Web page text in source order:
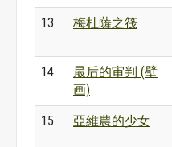
13 梅杜薩之筏
14
最后的审判 (壁
画)
15 亞維農的少女